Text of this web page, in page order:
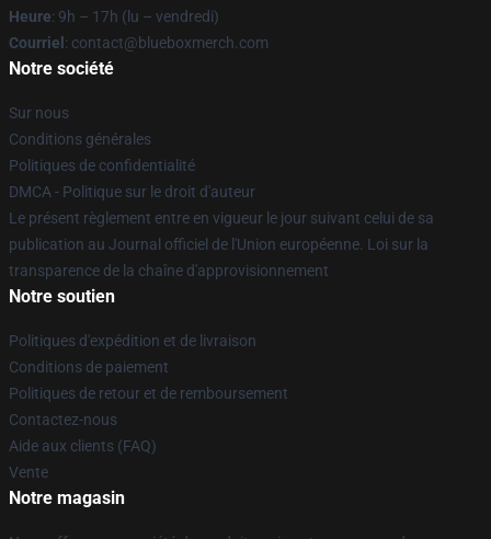
Heure: 9h – 17h (lu – vendredi)
Courriel : contact@blueboxmerch.com
Notre société
Sur nous
Conditions générales
Politiques de confidentialité
DMCA - Politique sur le droit d'auteur
Le présent règlement entre en vigueur le jour suivant celui de sa
publication au Journal officiel de l'Union européenne. Loi sur la
transparence de la chaîne d'approvisionnement
Notre soutien
Politiques d'expédition et de livraison
Conditions de paiement
Politiques de retour et de remboursement
Contactez-nous
Aide aux clients (FAQ)
Vente
Notre magasin